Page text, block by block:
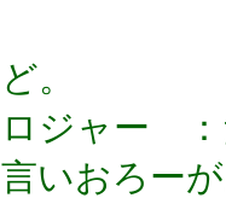
ケンカ
ど。
ロジャー ：
言いおろー